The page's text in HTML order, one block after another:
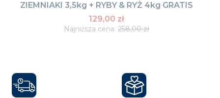
ZIEMNIAKI 3,5kg + RYBY & RYŻ 4kg GRATIS
129,00 zł
Najniższa cena: 258,00 zł